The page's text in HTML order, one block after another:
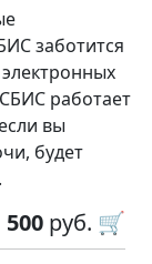
заботится
работает
вы
будет
500 руб. 🛒